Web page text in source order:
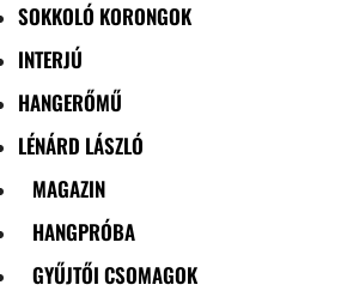
SOKKOLÓ KORONGOK
INTERJÚ
HANGERŐMŰ
LÉNÁRD LÁSZLÓ
MAGAZIN
HANGPRÓBA
GYŰJTŐI CSOMAGOK